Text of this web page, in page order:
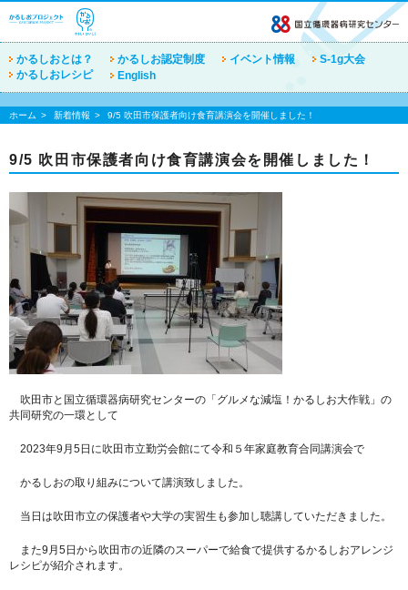
かるしおとは？ かるしお認定制度 イベント情報
S-1g大会
かるしおレシピ
English
ホーム 新着情報 9/5 吹田市保護者向け食育講演会を開催しました！
9/5 吹田市保護者向け食育講演会を開催しました！
吹田市と国立循環器病研究センターの「グルメな減塩！かるしお大作戦」の
共同研究の一環として
2023年9月5日に吹田市立勤労会館にて令和５年家庭教育合同講演会で
かるしおの取り組みについて講演致しました。
当日は吹田市立の保護者や大学の実習生も参加し聴講していただきました。
また9月5日から吹田市の近隣のスーパーで給食で提供するかるしおアレンジ
レシピが紹介されます。